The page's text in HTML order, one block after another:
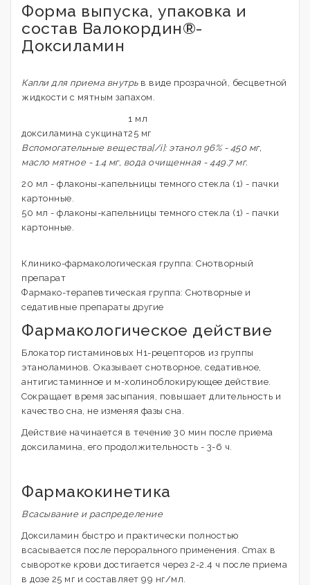
Форма выпуска, упаковка и
состав Валокордин®-
Доксиламин
Капли для приема внутрьв виде прозрачной, бесцветной
жидкости с мятным запахом.
1 мл
доксиламина сукцинат25 мг
Вспомогательные вещества[/i]: этанол 96% - 450 мг,
масло мятное - 1.4 мг, вода очищенная - 449.7 мг.
20 мл - флаконы-капельницы темного стекла (1) - пачки
картонные.
50 мл - флаконы-капельницы темного стекла (1) - пачки
картонные.
Клинико-фармакологическая группа: Снотворный
препарат
Фармако-терапевтическая группа: Снотворные и
седативные препараты другие
Фармакологическое действие
Блокатор гистаминовых Н1-рецепторов из группы
этаноламинов. Оказывает снотворное, седативное,
антигистаминное и м-холиноблокирующее действие.
Сокращает время засыпания, повышает длительность и
качество сна, не изменяя фазы сна.
Действие начинается в течение 30 мин после приема
доксиламина, его продолжительность - 3-6 ч.
Фармакокинетика
Всасывание и распределение
Доксиламин быстро и практически полностью
всасывается после перорального применения. Cmax в
сыворотке крови достигается через 2-2.4 ч после приема
в дозе 25 мг и составляет 99 нг/мл.